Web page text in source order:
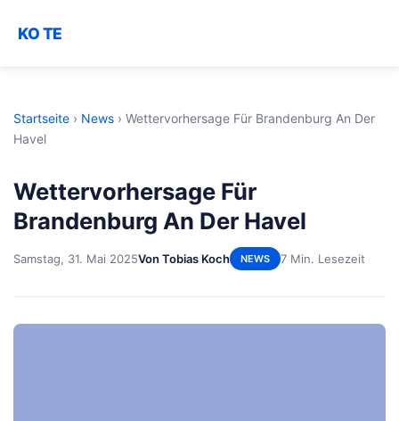
KO TE
Startseite › News › Wettervorhersage Für Brandenburg An Der
Havel
Wettervorhersage Für
Brandenburg An Der Havel
Samstag, 31. Mai 2025Von Tobias Koch NEWS 7 Min. Lesezeit